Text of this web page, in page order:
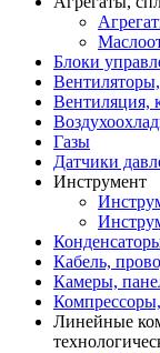
Блоки
Вентиляторы,
Вентиляция,
Газы
Датчики
Инструмент
Кабель,
Камеры,
Линейные